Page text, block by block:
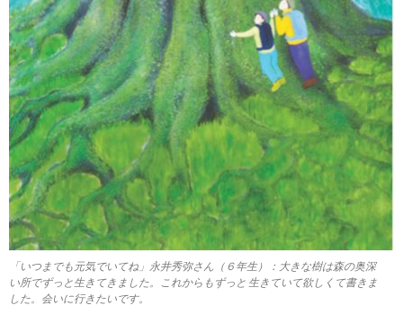
「いつまでも元気でいてね」永井秀弥さん（６年生）：大きな樹は森の奥深
い所でずっと生きてきました。これからもずっと 生きていて欲しくて書きま
した。会いに行きたいです。